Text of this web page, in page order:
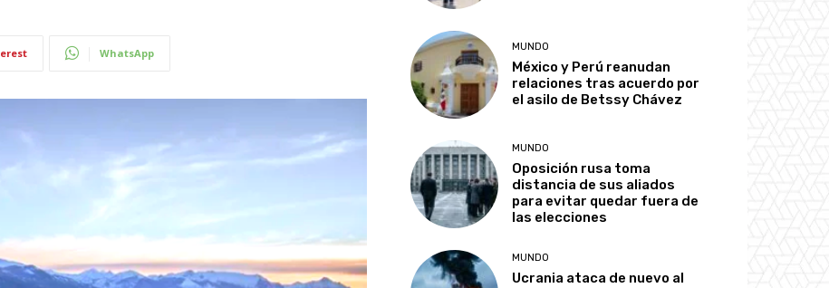
WhatsApp MUNDO
México y Perú reanudan
relaciones tras acuerdo por
el asilo de Betssy Chávez
MUNDO
Oposición rusa toma
distancia de sus aliados
para evitar quedar fuera de
las elecciones
MUNDO
Ucrania ataca de nuevo al